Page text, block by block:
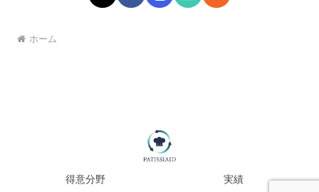
ホーム
得意分野 実績